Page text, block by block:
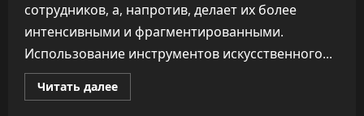
сотрудников, а, напротив, делает их более
интенсивными и фрагментированными.
Использование инструментов искусственного...
Читать далееПрочитать
больше